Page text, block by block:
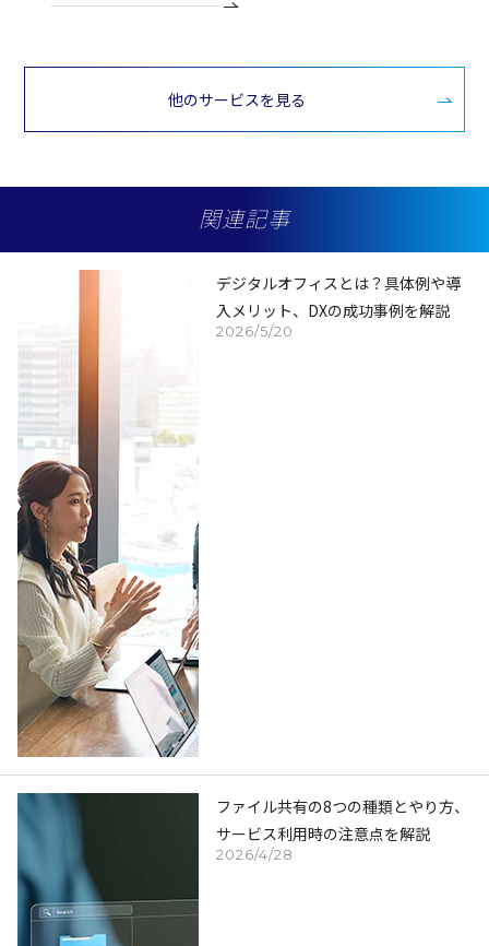
他のサービスを見る
関連記事
2026/5/20
デジタルオフィスとは？具体例や導
入メリット、DXの成功事例を解説
2026/4/28
ファイル共有の8つの種類とやり方、
サービス利用時の注意点を解説